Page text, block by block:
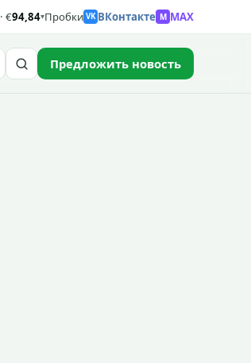
· €94,84▾Пробки VK ВКонтакте M MAX
Предложить новость